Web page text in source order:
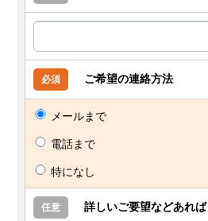
必須 ご希望の連絡方法
メールまで
電話まで
特になし
任意 詳しいご要望などあれば